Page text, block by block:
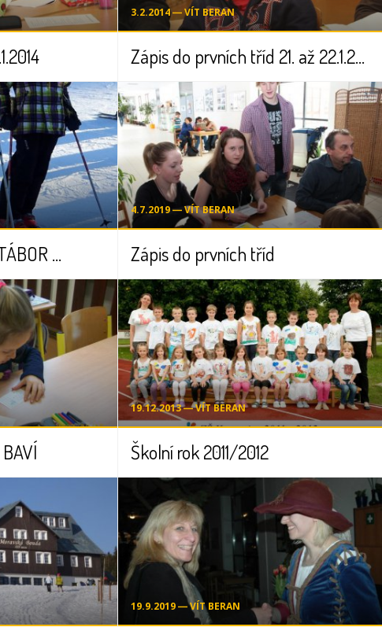
3.2.2014 ― VÍT BERAN
Zápis do prvních tříd 21. až 22.1.2014
...
4.7.2019 ― VÍT BERAN
Zápis do prvních tříd
19.12.2013 ― VÍT BERAN
Školní rok 2011/2012
19.9.2019 ― VÍT BERAN